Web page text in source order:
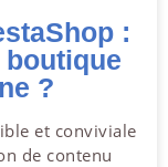
:
?
et conviviale
de contenu